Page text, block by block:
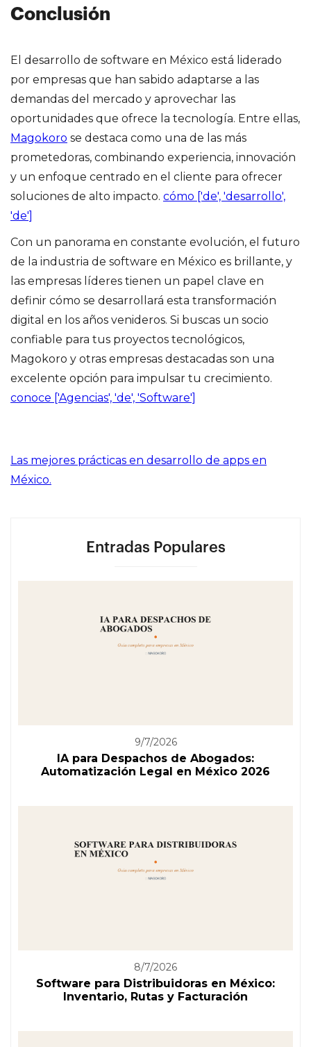
Conclusión
El desarrollo de software en México está liderado
por empresas que han sabido adaptarse a las
demandas del mercado y aprovechar las
oportunidades que ofrece la tecnología. Entre ellas,
Magokoro se destaca como una de las más
prometedoras, combinando experiencia, innovación
y un enfoque centrado en el cliente para ofrecer
soluciones de alto impacto. cómo ['de', 'desarrollo',
'de']
Con un panorama en constante evolución, el futuro
de la industria de software en México es brillante, y
las empresas líderes tienen un papel clave en
definir cómo se desarrollará esta transformación
digital en los años venideros. Si buscas un socio
confiable para tus proyectos tecnológicos,
Magokoro y otras empresas destacadas son una
excelente opción para impulsar tu crecimiento.
conoce ['Agencias', 'de', 'Software']
Las mejores prácticas en desarrollo de apps en
México.
Entradas Populares
9/7/2026
IA para Despachos de Abogados:
Automatización Legal en México 2026
8/7/2026
Software para Distribuidoras en México:
Inventario, Rutas y Facturación